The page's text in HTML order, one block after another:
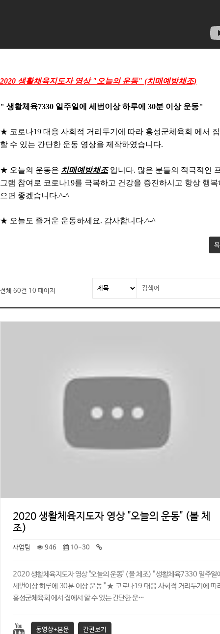
2020 생활체육지도자 영상 "오늘의 운동" (치매예방체조)
" 생활체육7330 일주일에 세번이상 하루에 30분 이상 운동"
★ 코로나19 대응 사회적 거리두기에 따라 홍성군체육회 에서
할 수 있는 간단한 운동 영상을 제작하였습니다.
★ 오늘의 운동은 치매예방체조입니다. 많은 분들의 적극적인
그램 참여로 코로나19를 극복하고 건강을 증진하시고 항상 행복
으면 좋겠습니다.^-^
★ 오늘도 즐거운 운동하세요. 감사합니다.^-^
전체 60건 10 페이지
2020 생활체육지도자 영상 "오늘의 운동" (볼 체
조)
사업팀 946 10-30
2020 생활체육지도자 영상 "오늘의 운동" (볼 체조) ​" 생활체육7330 일주일
세번이상 하루에 30분 이상 운동 " ★ 코로나19 대응 사회적 거리두기에 따
홍성군체육회 에서 집에서 할 수 있는 간단한 운…
동영상+본문 간편보기